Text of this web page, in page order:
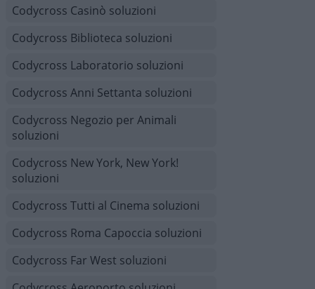
Codycross Casinò soluzioni
Codycross Biblioteca soluzioni
Codycross Laboratorio soluzioni
Codycross Anni Settanta soluzioni
Codycross Negozio per Animali
soluzioni
Codycross New York, New York!
soluzioni
Codycross Tutti al Cinema soluzioni
Codycross Roma Capoccia soluzioni
Codycross Far West soluzioni